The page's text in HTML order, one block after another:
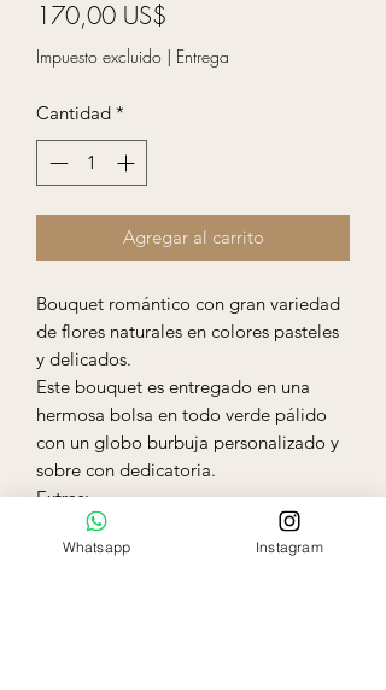
170,00 US$
Impuesto excluido | Entrega
Cantidad *
Agregar al carrito
Bouquet romántico con gran variedad
de flores naturales en colores pasteles
y delicados.
Este bouquet es entregado en una
hermosa bolsa en todo verde pálido
con un globo burbuja personalizado y
sobre con dedicatoria.
Extras:
Globo de helio: $18x 3 globos
Personalización del globo: $5 c/u
Whatsapp Instagram